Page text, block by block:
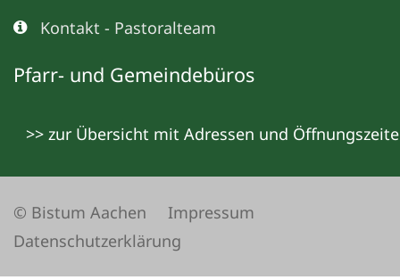
Kontakt - Pastoralteam
Pfarr- und Gemeindebüros
>> zur Übersicht mit Adressen und
© Bistum Aachen
Impressum
Datenschutzerklärung